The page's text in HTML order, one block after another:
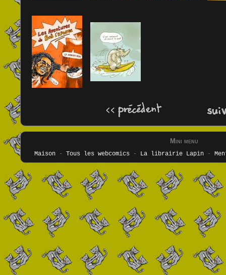
Mini menu
Maison- Tous les webcomics - La librairie Lapin-